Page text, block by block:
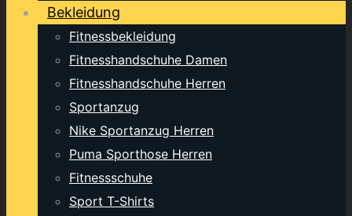
Bekleidung
Fitnessbekleidung
Fitnesshandschuhe Damen
Fitnesshandschuhe Herren
Sportanzug
Nike Sportanzug Herren
Puma Sporthose Herren
Fitnessschuhe
Sport T-Shirts